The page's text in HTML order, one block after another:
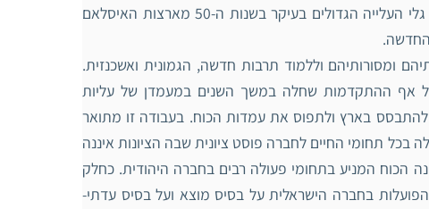
"כור ההיתוך" במגמה לאחדות לאומית. מאמצים רבים נעשו בעקבות גלי העלייה הגדולים בעיקר בשנות ה-50 מארצות האיסלאם
ומסורותיהם וללמוד תרבות חדשה, הגמונית ואשכנזית.
אף ההתקדמות שחלה במשך השנים במעמדן של עליות
בארץ ולתפוס את עמדות הכוח. בעבודה זו מתואר
בכל תחומי החיים לחברה פוסט ציונית שבה הציונות איננה
הכוח המניע בתחומי פעולה רבים בחברה היהודית. כחלק
בחברה הישראלית על בסיס מוצא ועל בסיס עדתי-